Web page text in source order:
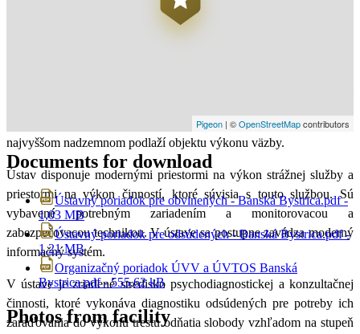
systému, ktoré umožňujú obvineným komunikovať so
službukonajúcim personálom a prenášať rozhlasové vysielanie. Ich
vyriešené umiestnenie vychádzkových dvorcov - sú priamo na
najvyššom nadzemnom podlaží objektu výkonu väzby.
Ústav disponuje modernými priestormi na výkon strážnej služby a
priestormi na výkon činností, ktoré súvisia s touto službou. Sú
vybavené potrebným zariadením a monitorovacou a
zabezpečovacou technikou. V ústave sa postupne zavádza moderný
informačný systém.
V ústave je zriadené stredisko psychodiagnostickej a konzultačnej
činnosti, ktoré vykonáva diagnostiku odsúdených pre potreby ich
zaraďovania do výkonu trestu odňatia slobody vzhľadom na stupeň
Pigeon | ©OpenStreetMapcontributors
Documents for download
Ústavný poriadok pre obvinených - Banská Bystrica.pdf -
1,03 MB
Ústavný poriadok pre odsúdených - Banská Bystrica.pdf -
1,21 MB
Organizačný poriadok ÚVV a ÚVTOS Banská
Bystrica.pdf - 555,62 kB
Photos from facility